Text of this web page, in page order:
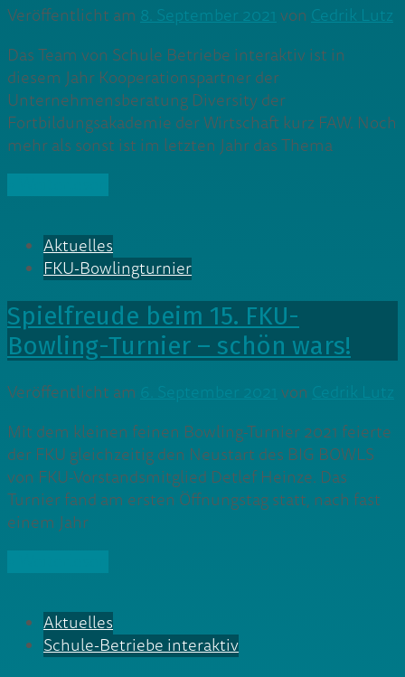
Veröffentlicht am 8. September 2021von Cedrik Lutz
Das Team von Schule Betriebe interaktiv ist in
diesem Jahr Kooperationspartner der
Unternehmensberatung Diversity der
Fortbildungsakademie der Wirtschaft kurz FAW. Noch
mehr als sonst ist im letzten Jahr das Thema
Aktuelles
FKU-Bowlingturnier
Spielfreude beim 15. FKU-
Bowling-Turnier – schön wars!
Veröffentlicht am 6. September 2021von Cedrik Lutz
Mit dem kleinen feinen Bowling-Turnier 2021 feierte
der FKU gleichzeitig den Neustart des BIG BOWLS
von FKU-Vorstandsmitglied Detlef Heinze. Das
Turnier fand am ersten Öffnungstag statt, nach fast
einem Jahr
Aktuelles
Schule-Betriebe interaktiv